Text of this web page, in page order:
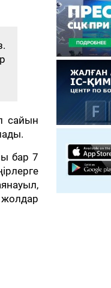
сайын
бар 7